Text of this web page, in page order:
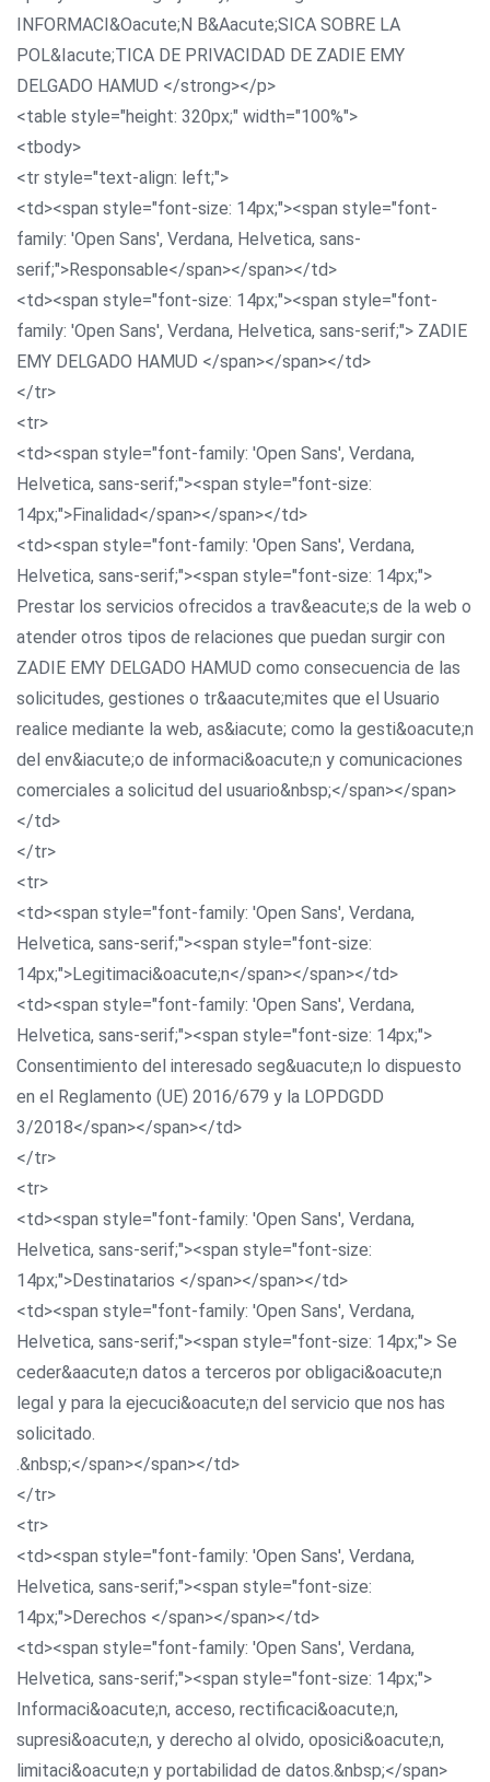
INFORMACI&Oacute;N B&Aacute;SICA SOBRE LA
POL&Iacute;TICA DE PRIVACIDAD DE ZADIE EMY
DELGADO HAMUD </strong></p>
<table style="height: 320px;" width="100%">
<tbody>
<tr style="text-align: left;">
<td><span style="font-size: 14px;"><span style="font-
family: 'Open Sans', Verdana, Helvetica, sans-
serif;">Responsable</span></span></td>
<td><span style="font-size: 14px;"><span style="font-
family: 'Open Sans', Verdana, Helvetica, sans-serif;"> ZADIE
EMY DELGADO HAMUD </span></span></td>
</tr>
<tr>
<td><span style="font-family: 'Open Sans', Verdana,
Helvetica, sans-serif;"><span style="font-size:
14px;">Finalidad</span></span></td>
<td><span style="font-family: 'Open Sans', Verdana,
Helvetica, sans-serif;"><span style="font-size: 14px;">
Prestar los servicios ofrecidos a trav&eacute;s de la web o
atender otros tipos de relaciones que puedan surgir con
ZADIE EMY DELGADO HAMUD como consecuencia de las
solicitudes, gestiones o tr&aacute;mites que el Usuario
realice mediante la web, as&iacute; como la gesti&oacute;n
del env&iacute;o de informaci&oacute;n y comunicaciones
comerciales a solicitud del usuario&nbsp;</span></span>
</td>
</tr>
<tr>
<td><span style="font-family: 'Open Sans', Verdana,
Helvetica, sans-serif;"><span style="font-size:
14px;">Legitimaci&oacute;n</span></span></td>
<td><span style="font-family: 'Open Sans', Verdana,
Helvetica, sans-serif;"><span style="font-size: 14px;">
Consentimiento del interesado seg&uacute;n lo dispuesto
en el Reglamento (UE) 2016/679 y la LOPDGDD
3/2018</span></span></td>
</tr>
<tr>
<td><span style="font-family: 'Open Sans', Verdana,
Helvetica, sans-serif;"><span style="font-size:
14px;">Destinatarios </span></span></td>
<td><span style="font-family: 'Open Sans', Verdana,
Helvetica, sans-serif;"><span style="font-size: 14px;"> Se
ceder&aacute;n datos a terceros por obligaci&oacute;n
legal y para la ejecuci&oacute;n del servicio que nos has
solicitado.
.&nbsp;</span></span></td>
</tr>
<tr>
<td><span style="font-family: 'Open Sans', Verdana,
Helvetica, sans-serif;"><span style="font-size:
14px;">Derechos </span></span></td>
<td><span style="font-family: 'Open Sans', Verdana,
Helvetica, sans-serif;"><span style="font-size: 14px;">
Informaci&oacute;n, acceso, rectificaci&oacute;n,
supresi&oacute;n, y derecho al olvido, oposici&oacute;n,
limitaci&oacute;n y portabilidad de datos.&nbsp;</span>